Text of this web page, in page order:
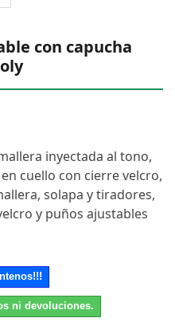
con capucha
inyectada al tono,
cuello con cierre velcro,
solapa y tiradores,
y puños ajustables
ni devoluciones.